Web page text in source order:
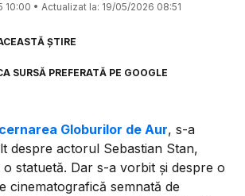
10:00 • Actualizat la: 19/05/2026 08:51
ȘTIRE
SURSĂ PREFERATĂ PE GOOGLE
Globurilor de Aur, s-a
despre actorul Sebastian Stan,
statuetă. Dar s-a vorbit și despre o
cinematografică semnată de